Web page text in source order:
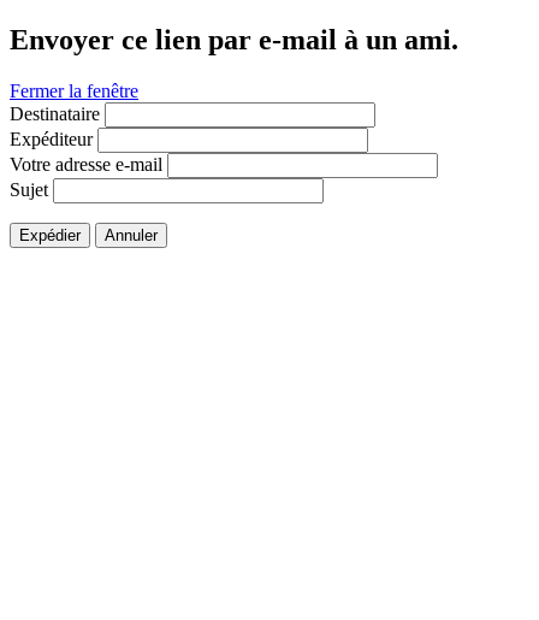
Envoyer ce lien par e-mail à un ami.
Fermer la fenêtre
Destinataire
Expéditeur
Votre adresse e-mail
Sujet
Expédier Annuler